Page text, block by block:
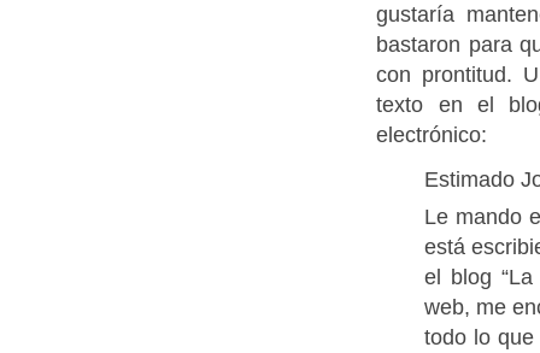
gustaría
bastaron para
con prontitud.
texto en el
electrónico:
Estimado
Le mando
está
el blog
web, me
todo lo